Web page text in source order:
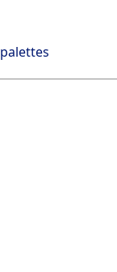
palettes